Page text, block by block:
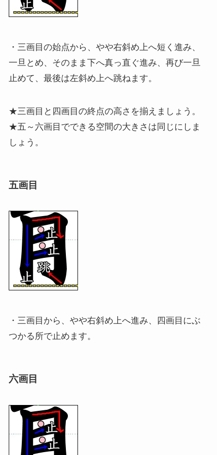
・三画目の始点から、やや右斜め上へ短く進み、
一旦とめ、そのまま下へ真っ直ぐ進み、再び一旦
止めて、最後は左斜め上へ跳ねます。
★三画目と四画目の終点の高さを揃えましょう。
★五～六画目でできる空間の大きさは同じにしま
しょう。
五画目
・三画目から、やや右斜め上へ進み、四画目にぶ
つかる所で止めます。
六画目